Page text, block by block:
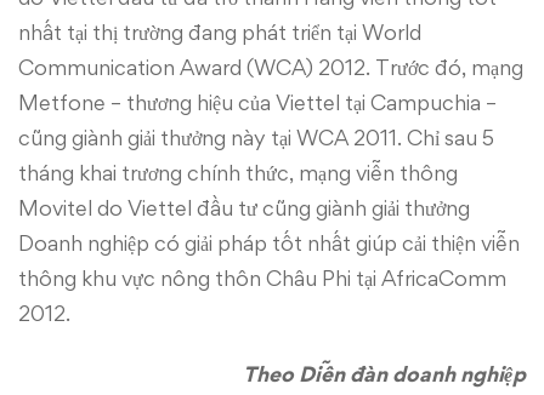
nhất tại thị trường đang phát triển tại World
Communication Award (WCA) 2012. Trước đó, mạng
Metfone – thương hiệu của Viettel tại Campuchia –
cũng giành giải thưởng này tại WCA 2011. Chỉ sau 5
tháng khai trương chính thức, mạng viễn thông
Movitel do Viettel đầu tư cũng giành giải thưởng
Doanh nghiệp có giải pháp tốt nhất giúp cải thiện viễn
thông khu vực nông thôn Châu Phi tại AfricaComm
2012.
Theo Diễn đàn doanh nghiệp